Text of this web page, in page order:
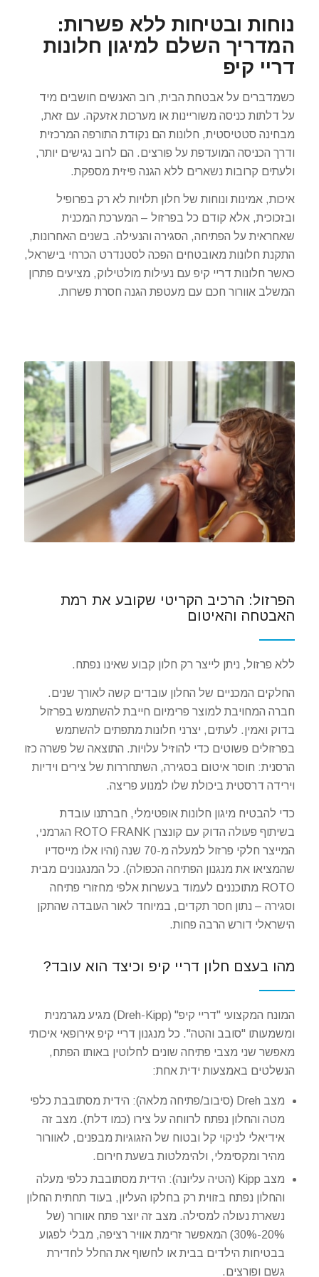
נוחות ובטיחות ללא פשרות:
המדריך השלם למיגון חלונות
דריי קיפ
כשמדברים על אבטחת הבית, רוב האנשים חושבים מיד
על דלתות כניסה משוריינות או מערכות אזעקה. עם זאת,
מבחינה סטטיסטית, חלונות הם נקודת התורפה המרכזית
ודרך הכניסה המועדפת על פורצים. הם לרוב נגישים יותר,
ולעתים קרובות נשארים ללא הגנה פיזית מספקת.
איכות, אמינות ונוחות של חלון תלויות לא רק בפרופיל
ובזכוכית, אלא קודם כל בפרזול – המערכת המכנית
שאחראית על הפתיחה, הסגירה והנעילה. בשנים האחרונות,
התקנת חלונות מאובטחים הפכה לסטנדרט הכרחי בישראל,
כאשר חלונות דריי קיפ עם נעילות מולטילוק, מציעים פתרון
המשלב אוורור חכם עם מעטפת הגנה חסרת פשרות.
הפרזול: הרכיב הקריטי שקובע את רמת
האבטחה והאיטום
ללא פרזול, ניתן לייצר רק חלון קבוע שאינו נפתח.
החלקים המכניים של החלון עובדים קשה לאורך שנים.
חברה המחויבת למוצר פרימיום חייבת להשתמש בפרזול
בדוק ואמין. לעתים, יצרני חלונות מתפתים להשתמש
בפרזולים פשוטים כדי להוזיל עלויות. התוצאה של פשרה כזו
הרסנית: חוסר איטום בסגירה, השתחררות של צירים וידיות
וירידה דרסטית ביכולת שלו למנוע פריצה.
כדי להבטיח מיגון חלונות אופטימלי, חברתנו עובדת
בשיתוף פעולה הדוק עם קונצרן ROTO FRANK הגרמני,
המייצר חלקי פרזול למעלה מ-70 שנה (והיו אלו מייסדיו
שהמציאו את מנגנון הפתיחה הכפולה). כל המנגנונים מבית
ROTO מתוכננים לעמוד בעשרות אלפי מחזורי פתיחה
וסגירה – נתון חסר תקדים, במיוחד לאור העובדה שהתקן
הישראלי דורש הרבה פחות.
מהו בעצם חלון דריי קיפ וכיצד הוא עובד?
המונח המקצועי "דריי קיפ" (Dreh-Kipp) מגיע מגרמנית
ומשמעותו "סובב והטה". כל מנגנון דריי קיפ אירופאי איכותי
מאפשר שני מצבי פתיחה שונים לחלוטין באותו הפתח,
הנשלטים באמצעות ידית אחת:
מצב Dreh (סיבוב/פתיחה מלאה): הידית מסתובבת כלפי
מטה והחלון נפתח לרווחה על צירו (כמו דלת). מצב זה
אידיאלי לניקוי קל ובטוח של הזגוגיות מבפנים, לאוורור
מהיר ומקסימלי, ולהימלטות בשעת חירום.
מצב Kipp (הטיה עליונה): הידית מסתובבת כלפי מעלה
והחלון נפתח בזווית רק בחלקו העליון, בעוד תחתית החלון
נשארת נעולה למסילה. מצב זה יוצר פתח אוורור (של
20%-30%) המאפשר זרימת אוויר רציפה, מבלי לפגוע
בבטיחות הילדים בבית או לחשוף את החלל לחדירת
גשם ופורצים.